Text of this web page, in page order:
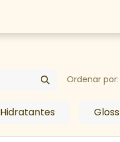
Ordenar por:
Hidratantes Gloss